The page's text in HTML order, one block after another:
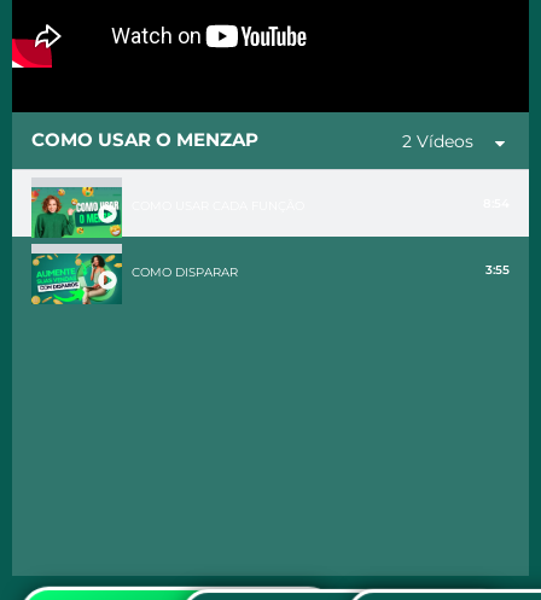
COMO USAR O MENZAP 2 Vídeos
COMO DISPARAR 3:55